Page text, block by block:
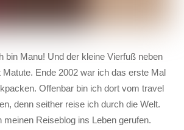
bin Manu! Und der kleine Vierfuß neben
Matute. Ende 2002 war ich das erste Mal
Offenbar bin ich dort vom travel
denn seither reise ich durch die Welt.
meinen Reiseblog ins Leben gerufen.